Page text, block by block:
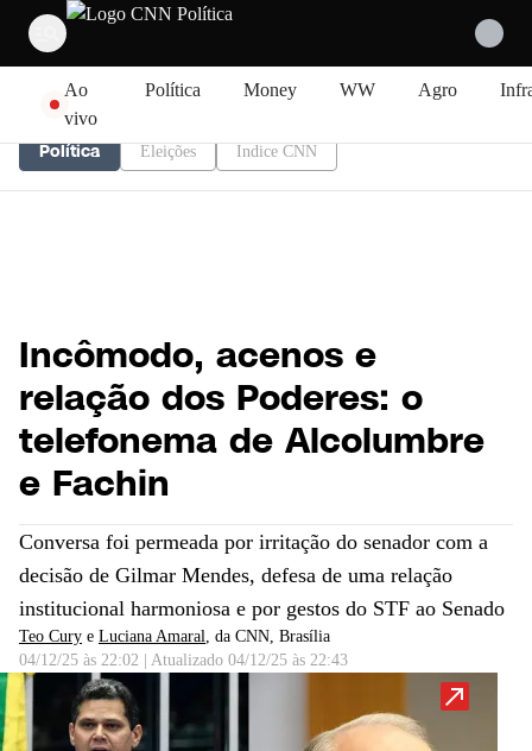
Ao
vivo
Política Money WW Agro
Política Eleições Índice CNN
Incômodo, acenos e
relação dos Poderes: o
telefonema de Alcolumbre
e Fachin
Conversa foi permeada por irritação do senador com a
decisão de Gilmar Mendes, defesa de uma relação
institucional harmoniosa e por gestos do STF ao Senado
Teo Cury e Luciana Amaral, da CNN, Brasília
04/12/25 às 22:02
Atualizado 04/12/25 às 22:43